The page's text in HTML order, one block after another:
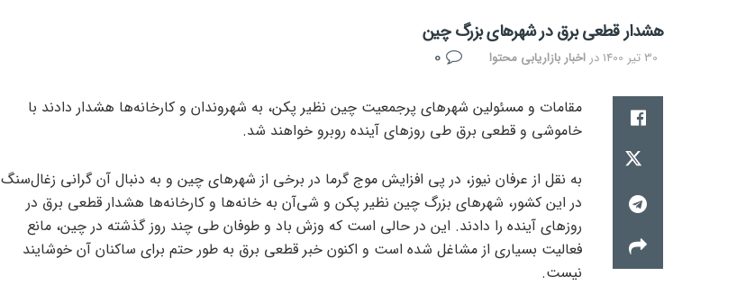
هشدار قطعی برق در شهرهای بزرگ چین
30 تیر 1400 در اخبار بازاریابی محتوا
مقامات و مسئولین شهرهای پرجمعیت چین نظیر پکن، به شهروندان و کارخانه‌ها هشدار دادند با
خاموشی و قطعی برق طی روزهای آینده روبرو خواهند شد.
به نقل از عرفان نیوز، در پی افزایش موج گرما در برخی از شهرهای چین و به دنبال آن گرانی زغال‌سنگ
در این کشور، شهرهای بزرگ چین نظیر پکن و شی‌آن به خانه‌ها و کارخانه‌ها هشدار قطعی برق در
روزهای آینده را دادند. این در حالی است که وزش باد و طوفان طی چند روز گذشته در چین، مانع
فعالیت بسیاری از مشاغل شده است و اکنون خبر قطعی برق به طور حتم برای ساکنان آن خوشایند
نیست.